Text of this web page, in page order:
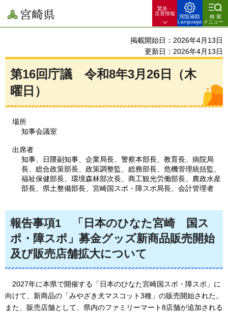
宮崎県
緊急・
災害情報
閲覧補助
Language
検索
メニュー
掲載開始日：2026年4月13日
更新日：2026年4月13日
第16回庁議
令和8年3月26日（木
曜日）
場所
知事会議室
出席者
知事、日隈副知事、企業局長、警察本部長、教育長、病院局
長、総合政策部長、政策調整監、総務部長、危機管理統括監、
福祉保健部長、環境森林部次長、商工観光労働部長、農政水産
部長、県土整備部長、宮崎国スポ・障スポ局長、会計管理者
報告事項1 「 日本のひなた宮崎 国 ス
ポ・障スポ」募金グッズ新商品販売開始
及び販売店舗拡大について
2027年に本県で開催する「日本のひなた宮崎国スポ・障スポ」に
向けて、新商品の「みやざき犬マスコット3種」の販売開始された。
また、販売店舗として、県内のファミリーマート8店舗が追加される